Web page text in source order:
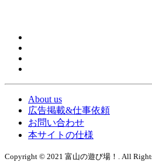
About us
広告掲載&仕事依頼
お問い合わせ
本サイトの仕様
Copyright © 2021 富山の遊び場！. All